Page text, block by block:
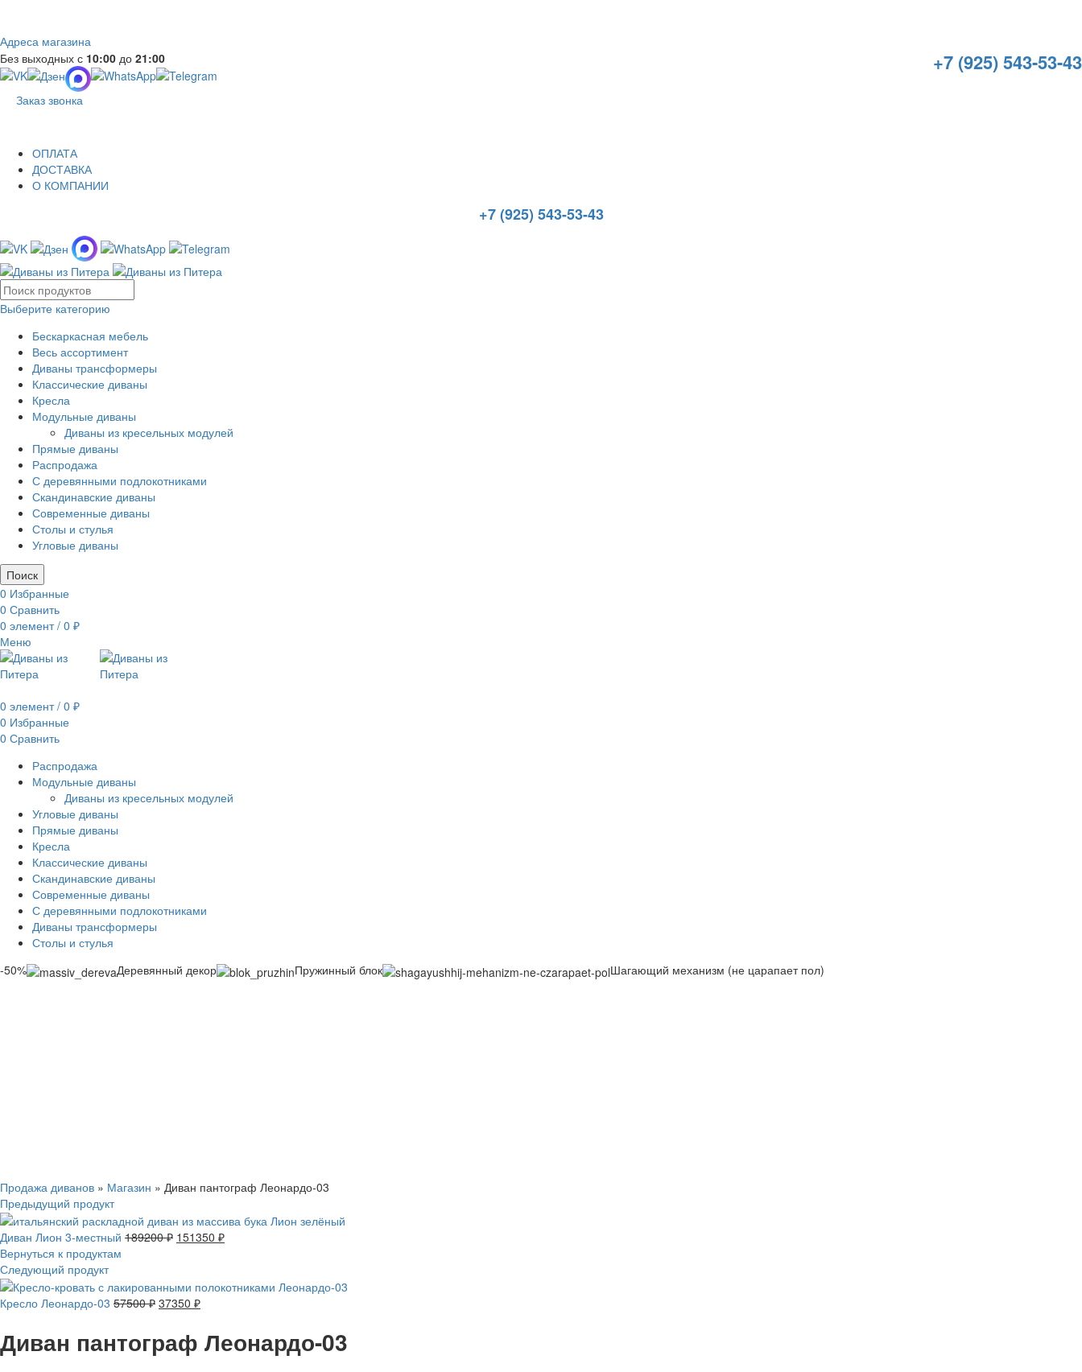
Адреса магазина
+7 (925) 543-53-43
Без выходных с 10:00 до 21:00
Заказ звонка
ОПЛАТА
ДОСТАВКА
О КОМПАНИИ
+7 (925) 543-53-43
Выберите категорию
Бескаркасная мебель
Весь ассортимент
Диваны трансформеры
Классические диваны
Кресла
Модульные диваны
Диваны из кресельных модулей
Прямые диваны
Распродажа
С деревянными подлокотниками
Скандинавские диваны
Современные диваны
Столы и стулья
Угловые диваны
Поиск
0 Избранные
0 Сравнить
0 элемент / 0 ₽
Меню
0 элемент / 0 ₽
0 Избранные
0 Сравнить
Распродажа
Модульные диваны
Диваны из кресельных модулей
Угловые диваны
Прямые диваны
Кресла
Классические диваны
Скандинавские диваны
Современные диваны
С деревянными подлокотниками
Диваны трансформеры
Столы и стулья
-50%
Деревянный декор Пружинный блок Шагающий механизм (не царапает пол)
Продажа диванов » Магазин » Диван пантограф Леонардо-03
Предыдущий продукт
Диван Лион 3-местный 189200₽ 151350 ₽
Вернуться к продуктам
Следующий продукт
Кресло Леонардо-03 57500₽ 37350 ₽
Диван пантограф Леонардо-03